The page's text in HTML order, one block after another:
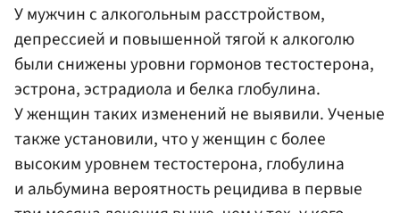
У мужчин с алкогольным расстройством,
депрессией и повышенной тягой к алкоголю
были снижены уровни гормонов тестостерона,
эстрона, эстрадиола и белка глобулина.
У женщин таких изменений не выявили. Ученые
также установили, что у женщин с более
высоким уровнем тестостерона, глобулина
и альбумина вероятность рецидива в первые